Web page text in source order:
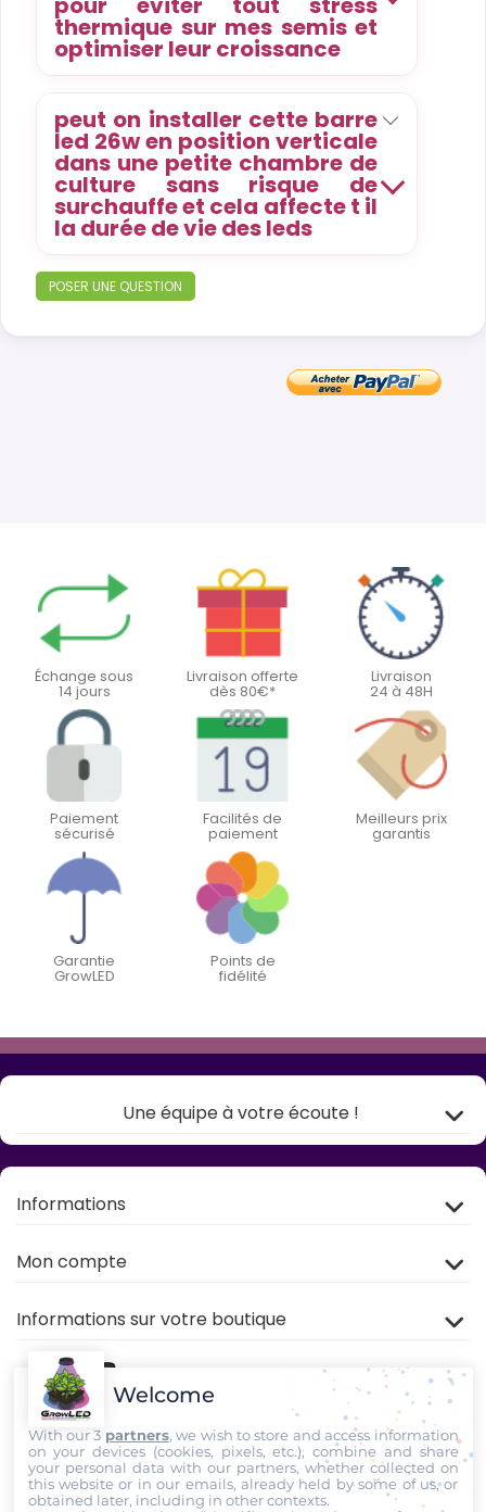
thermique sur mes semis et
optimiser leur croissance
peut on installer cette barre
led 26w en position verticale
dans une petite chambre de
culture sans risque de
surchauffe et cela affecte t il
la durée de vie des leds
POSER UNE QUESTION
Échange sous
14 jours
Livraison offerte
dès 80€*
Livraison
24 à 48H
Paiement
sécurisé
Facilités de
paiement
Meilleurs prix
garantis
Garantie
GrowLED
Points de
fidélité
Une équipe à votre écoute !
Informations
Mon compte
Informations sur votre boutique
Rejoignez nous surTIKTOK,Youtube etFacebook!
Welcome
With our 3 partners, we wish to store and access information
on your devices (cookies, pixels, etc.), combine and share
your personal data with our partners, whether collected on
this website or in our emails, already held by some of us, or
obtained later, including in other contexts.